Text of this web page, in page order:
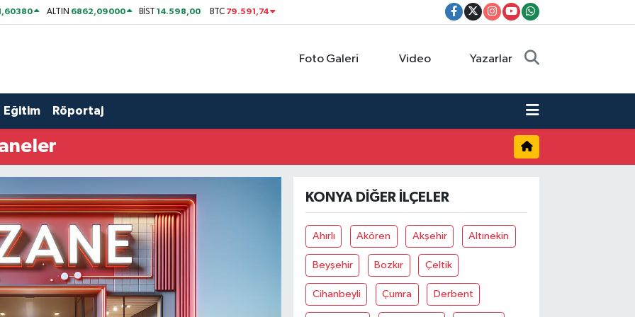
ALTIN 6862,09000 BİST14.598,00 BTC 79.591,74
Foto Galeri Video Yazarlar
Eğitim Röportaj
KONYA DIĞER İLÇELER
Ahırlı Akören Akşehir Altınekin
Beyşehir Bozkır Çeltik
Cihanbeyli Çumra Derbent